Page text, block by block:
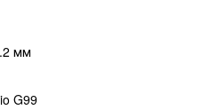
мм
G99